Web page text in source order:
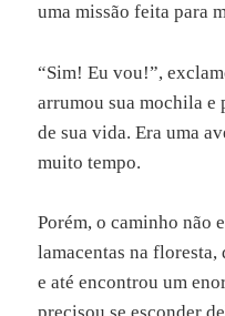
uma missão feita para
“Sim! Eu vou!”,
arrumou sua mochila e
de sua vida. Era uma
muito tempo.
Porém, o caminho não
lamacentas na
e até encontrou um